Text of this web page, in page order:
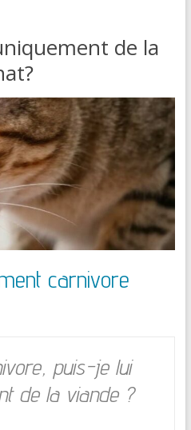
de la
carnivore
puis-je lui
de la viande ?